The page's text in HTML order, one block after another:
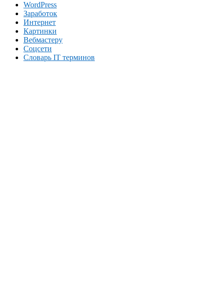
WordPress
Заработок
Интернет
Картинки
Вебмастеру
Соцсети
Словарь IT терминов